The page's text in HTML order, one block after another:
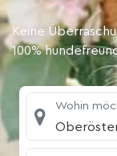
Keine
100%
Wohin